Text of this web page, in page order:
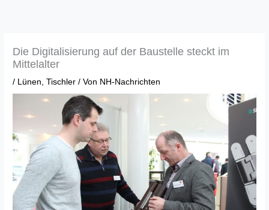
Die Digitalisierung auf der Baustelle steckt im
Mittelalter
/ Lünen,Tischler / Von NH-Nachrichten